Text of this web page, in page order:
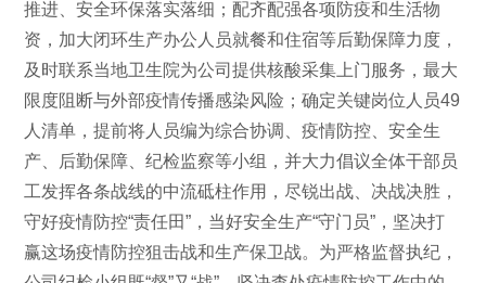
推进、安全环保落实落细；配齐配强各项防疫和生活物
资，加大闭环生产办公人员就餐和住宿等后勤保障力度，
及时联系当地卫生院为公司提供核酸采集上门服务，最大
限度阻断与外部疫情传播感染风险；确定关键岗位人员49
人清单，提前将人员编为综合协调、疫情防控、安全生
产、后勤保障、纪检监察等小组，并大力倡议全体干部员
工发挥各条战线的中流砥柱作用，尽锐出战、决战决胜，
守好疫情防控“责任田”，当好安全生产“守门员”，坚决打
赢这场疫情防控狙击战和生产保卫战。为严格监督执纪，